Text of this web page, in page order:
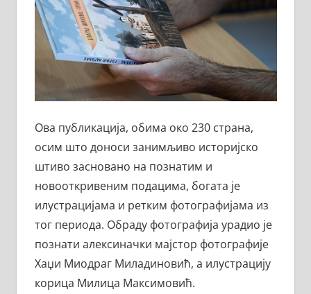
Ова публикација, обима око 230 страна,
осим што доноси занимљиво историјско
штиво засновано на познатим и
новооткривеним подацима, богата је
илустрацијама и ретким фотографијама из
тог периода. Обраду фотографија урадио је
познати алексиначки мајстор фотографије
Хаџи Миодраг Миладиновић, а илустрацију
корица Милица Максимовић.